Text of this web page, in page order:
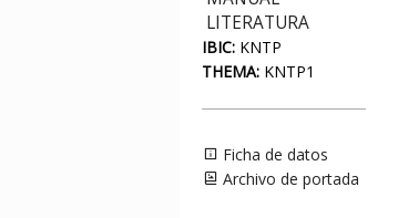
LITERATURA
IBIC: KNTP
THEMA: KNTP1
Ficha de datos
Archivo de portada